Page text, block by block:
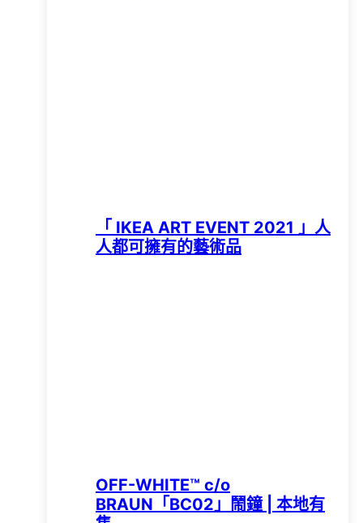
「 IKEA ART EVENT 2021 」人
人都可擁有的藝術品
OFF-WHITE™ c/o
BRAUN「BC02」鬧鐘 | 本地有